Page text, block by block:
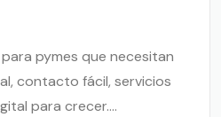
pymes que necesitan
contacto fácil, servicios
para crecer....